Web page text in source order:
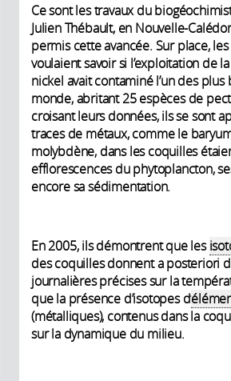
Ce sont les travaux du
Julien Thébault, en Nouvelle-
permis cette avancée. Sur place,
voulaient savoir si l’exploitation de
nickel avait contaminé l’un des plus
monde, abritant 25 espèces de
croisant leurs données, ils se sont
traces de métaux, comme le
molybdène, dans les coquilles
efflorescences du phytoplancton,
encore sa sédimentation.
En 2005, ils démontrent que les ­
des coquilles donnent a posteriori
journalières précises sur la
que la présence d’isotopes ­d’
(métalliques), contenus dans la
sur la dynamique du milieu.